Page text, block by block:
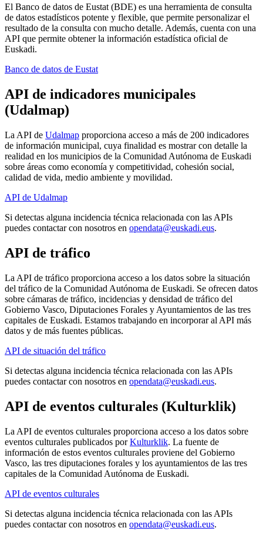
El Banco de datos de Eustat (BDE) es una herramienta de consulta
de datos estadísticos potente y flexible, que permite personalizar el
resultado de la consulta con mucho detalle. Además, cuenta con una
API que permite obtener la información estadística oficial de
Euskadi.
Banco de datos de Eustat
API de indicadores municipales
(Udalmap)
La API de Udalmap proporciona acceso a más de 200 indicadores
de información municipal, cuya finalidad es mostrar con detalle la
realidad en los municipios de la Comunidad Autónoma de Euskadi
sobre áreas como economía y competitividad, cohesión social,
calidad de vida, medio ambiente y movilidad.
API de Udalmap
Si detectas alguna incidencia técnica relacionada con las APIs
puedes contactar con nosotros en opendata@euskadi.eus.
API de tráfico
La API de tráfico proporciona acceso a los datos sobre la situación
del tráfico de la Comunidad Autónoma de Euskadi. Se ofrecen datos
sobre cámaras de tráfico, incidencias y densidad de tráfico del
Gobierno Vasco, Diputaciones Forales y Ayuntamientos de las tres
capitales de Euskadi. Estamos trabajando en incorporar al API más
datos y de más fuentes públicas.
API de situación del tráfico
Si detectas alguna incidencia técnica relacionada con las APIs
puedes contactar con nosotros en opendata@euskadi.eus.
API de eventos culturales (Kulturklik)
La API de eventos culturales proporciona acceso a los datos sobre
eventos culturales publicados porKulturklik. La fuente de
información de estos eventos culturales proviene del Gobierno
Vasco, las tres diputaciones forales y los ayuntamientos de las tres
capitales de la Comunidad Autónoma de Euskadi.
API de eventos culturales
Si detectas alguna incidencia técnica relacionada con las APIs
puedes contactar con nosotros en opendata@euskadi.eus.